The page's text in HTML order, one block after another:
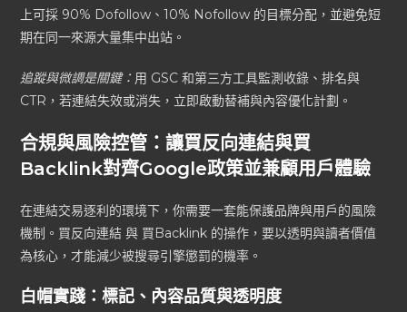
上可採 90% Dofollow、10% Nofollow 的目標分配，並避免短
期在同一來源大量集中出站。
追蹤與微調是關鍵： 用 GSC 和第三方工具監測收錄、排名與
CTR，若連結失效或消失，立即啟動替補與內容優化計劃。
合規與風險控管：讓買反向連結與買
Backlink對齊Google政策並兼顧用戶體驗
在連結交易逐利的環境下，你需要一套能保護品牌與用戶的風險
機制。買反向連結 與 買Backlink 的操作，要以透明與讀者價值
為核心，才能減少被搜尋引擎懲罰的機率。
白帽實踐：標記、內容品質與透明度